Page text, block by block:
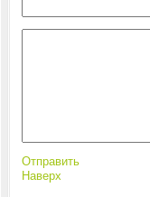
Отправить
Наверх